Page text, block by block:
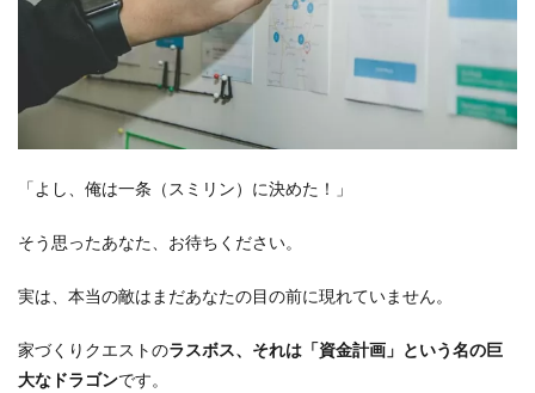
「よし、俺は一条（スミリン）に決めた！」
そう思ったあなた、お待ちください。
実は、本当の敵はまだあなたの目の前に現れていません。
家づくりクエストのラスボス、それは「資金計画」という名の巨
大なドラゴンです。